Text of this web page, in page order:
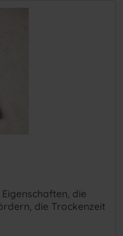
die
die Trockenzeit